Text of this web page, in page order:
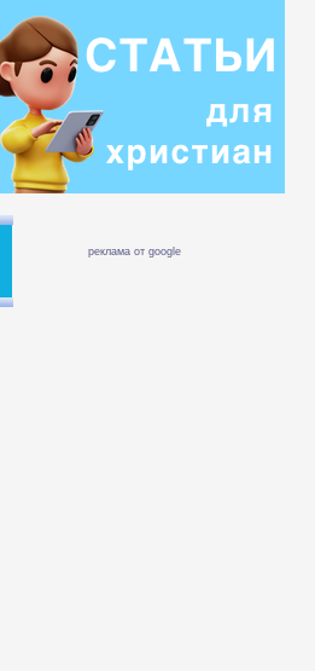
реклама от google